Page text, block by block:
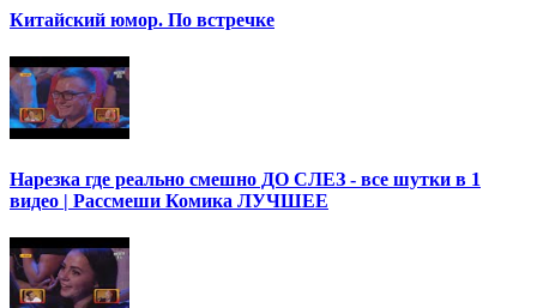
Китайский юмор. По встречке
Нарезка где реально смешно ДО СЛЕЗ - все шутки в 1
видео | Рассмеши Комика ЛУЧШЕЕ